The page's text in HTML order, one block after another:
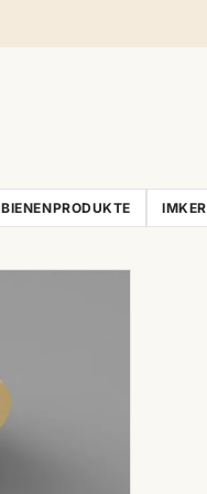
BIENENPRODUKTE